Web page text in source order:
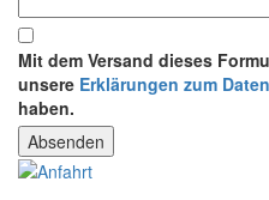
Mit dem Versand dieses
unsere Erklärungen zum
haben.